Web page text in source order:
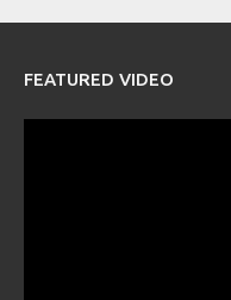
FEATURED VIDEO